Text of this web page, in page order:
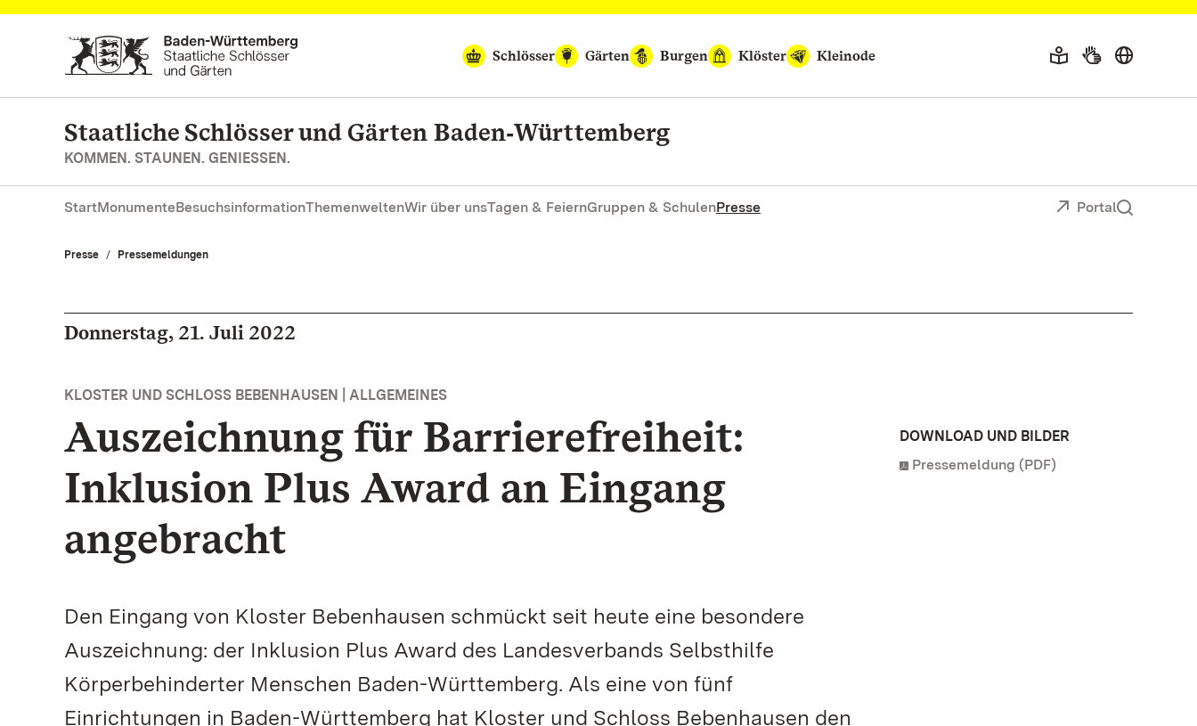
Zum Hauptinhalt springen
Schlösser
Gärten Burgen Klöster Kleinode
Staatliche Schlösser und Gärten Baden‑Württemberg
KOMMEN. STAUNEN. GENIESSEN.
StartMonumenteBesuchsinformationThemenweltenWir über unsTagen & FeiernGruppen & SchulenPresse Portal
Presse Pressemeldungen
Donnerstag, 21. Juli 2022
KLOSTER UND SCHLOSS BEBENHAUSEN | ALLGEMEINES
Auszeichnung für Barrierefreiheit:
Inklusion Plus Award an Eingang
angebracht
Den Eingang von Kloster Bebenhausen schmückt seit heute eine besondere
Auszeichnung: der Inklusion Plus Award des Landesverbands Selbsthilfe
Körperbehinderter Menschen Baden-Württemberg. Als eine von fünf
Einrichtungen in Baden-Württemberg hat Kloster und Schloss Bebenhausen den
DOWNLOAD UND BILDER
Pressemeldung (PDF)